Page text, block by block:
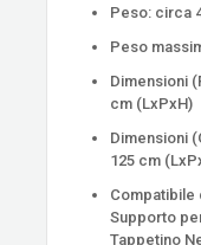
Peso: circa
Peso
Dimensioni
cm (LxPxH)
Dimensioni
125 cm
Compatibile
Supporto
Tappetino